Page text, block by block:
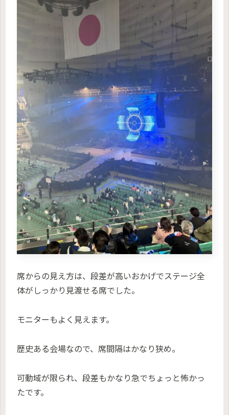
席からの見え方は、段差が高いおかげでステージ全
体がしっかり見渡せる席でした。
モニターもよく見えます。
歴史ある会場なので、席間隔はかなり狭め。
可動域が限られ、段差もかなり急でちょっと怖かっ
たです。